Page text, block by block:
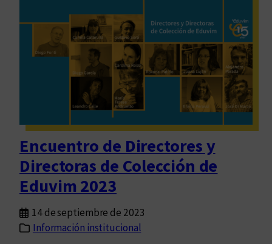
o
s
e
t
r
t
d
e
p
r
e
g
u
Encuentro de Directores y
Directoras de Colección de
Eduvim 2023
14 de septiembre de 2023
Información institucional